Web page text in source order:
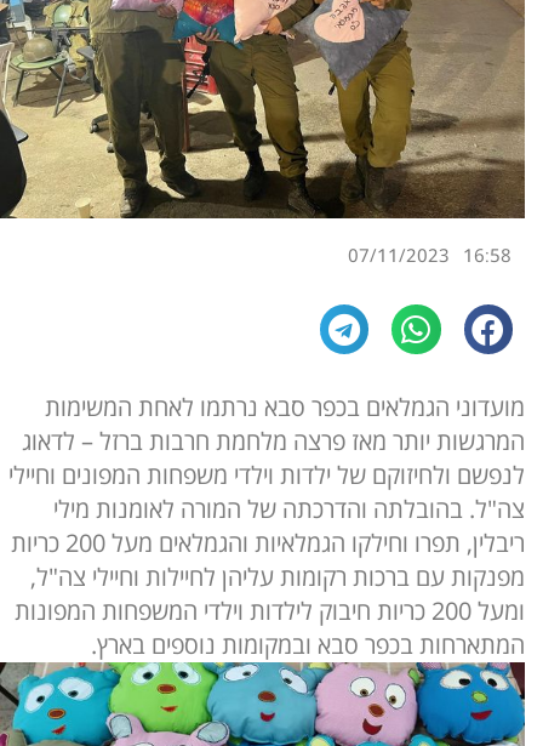
16:58
07/11/2023
מועדוני הגמלאים בכפר סבא נרתמו לאחת המשימות
המרגשות יותר מאז פרצה מלחמת חרבות ברזל – לדאוג
לנפשם ולחיזוקם של ילדות וילדי משפחות המפונים וחיילי
צה"ל. בהובלתה והדרכתה של המורה לאומנות מילי
ריבלין, תפרו וחילקו הגמלאיות והגמלאים מעל 200 כריות
מפנקות עם ברכות רקומות עליהן לחיילות וחיילי צה"ל,
ומעל 200 כריות חיבוק לילדות וילדי המשפחות המפונות
המתארחות בכפר סבא ובמקומות נוספים בארץ.